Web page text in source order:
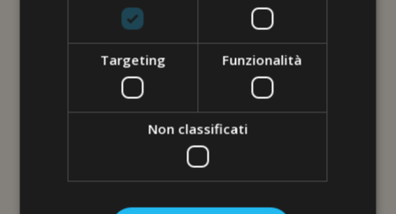
Targeting Funzionalità
Non classificati